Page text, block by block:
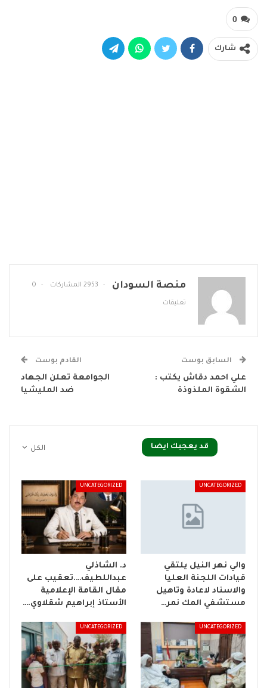
0
شارك
منصة السودان 2953 المشاركات 0
تعليقات
السابق بوست
علي احمد دقاش يكتب :
الشقوة الملذوذة
القادم بوست
الجوامعة تعلن الجهاد
ضد المليشيا
الكل قد يعجبك ايضا
UNCATEGORIZED
والي نهر النيل يلتقي
قيادات اللجنة العليا
والاسناد لاعادة وتاهيل
مستشفي المك نمر…
UNCATEGORIZED
د. الشاذلي
عبداللطيف….تعقيب على
مقال القامة الإعلامية
الأستاذ إبراهيم شقلاوي.…
UNCATEGORIZED
UNCATEGORIZED